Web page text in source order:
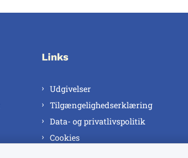
Links
Udgivelser
Tilgængelighedserklæring
Data- og privatlivspolitik
Cookies